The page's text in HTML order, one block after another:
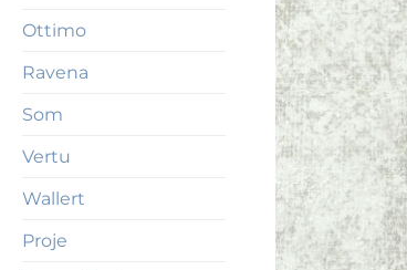
Ottimo
Ravena
Som
Vertu
Wallert
Proje